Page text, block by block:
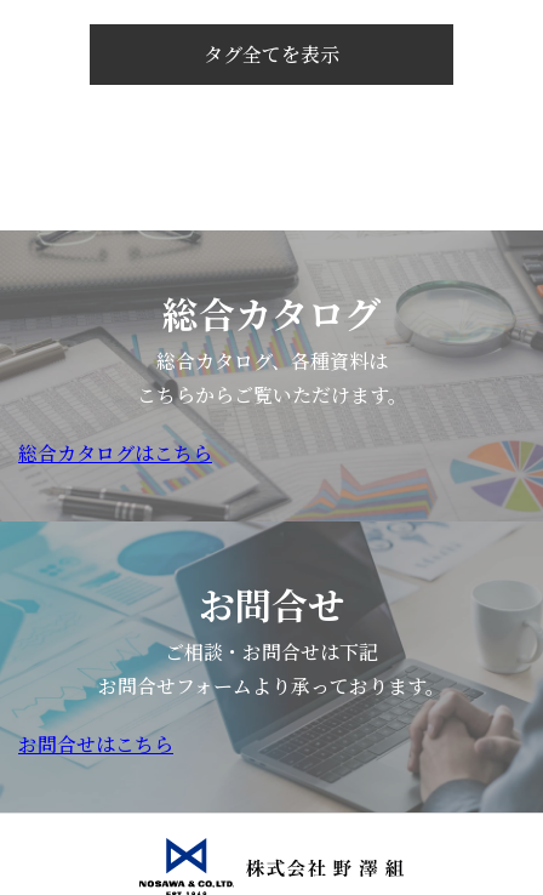
タグ全てを表示
総合カタログ
総合カタログ、各種資料は
こちらからご覧いただけます。
総合カタログはこちら
お問合せ
ご相談・お問合せは下記
お問合せフォームより承っております。
お問合せはこちら